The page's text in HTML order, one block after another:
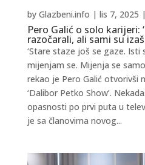
Pero Galić o solo karijeri:
razočarali, ali sami su
by Glazbeni.info | lis 7, 2025 |
‘Stare staze još se gaze. Isti
mijenjam se. Mijenja se
rekao je Pero Galić otvorivši
‘Dalibor Petko Show’.
opasnosti po prvi puta u
je sa članovima novog...